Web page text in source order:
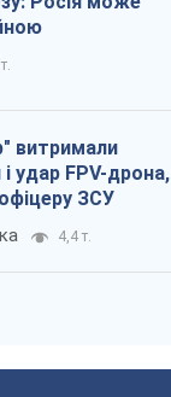
витримали
удар FPV-дрона,
ЗСУ
4,4 т.